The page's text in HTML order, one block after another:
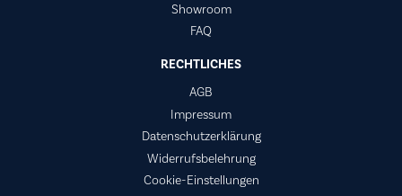
Showroom
FAQ
RECHTLICHES
AGB
Impressum
Datenschutzerklärung
Widerrufsbelehrung
Cookie-Einstellungen